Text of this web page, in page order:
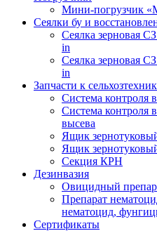
Мини-погрузчик
Сеялки бу и
Сеялка зерновая
in
Сеялка зерновая
in
Запчасти к
Система контроля
Система контроля
высева
Ящик
Ящик
Секция КРН
Дезинвазия
Овицидный
Препарат
нематоцид,
Сертификаты